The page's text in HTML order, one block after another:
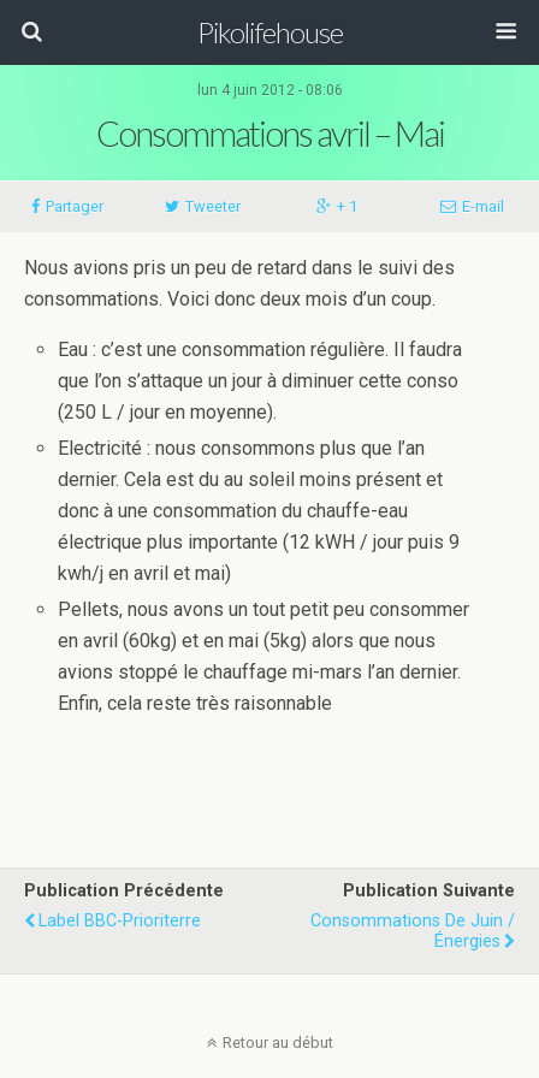
Pikolifehouse
lun 4 juin 2012 - 08:06
Consommations avril – Mai
Partager Tweeter + 1 E-mail
Nous avions pris un peu de retard dans le suivi des
consommations. Voici donc deux mois d’un coup.
Eau : c’est une consommation régulière. Il faudra
que l’on s’attaque un jour à diminuer cette conso
(250 L / jour en moyenne).
Electricité : nous consommons plus que l’an
dernier. Cela est du au soleil moins présent et
donc à une consommation du chauffe-eau
électrique plus importante (12 kWH / jour puis 9
kwh/j en avril et mai)
Pellets, nous avons un tout petit peu consommer
en avril (60kg) et en mai (5kg) alors que nous
avions stoppé le chauffage mi-mars l’an dernier.
Enfin, cela reste très raisonnable
Publication Précédente
Label BBC-Prioriterre
Publication Suivante
Consommations De Juin /
Énergies
Retour au début